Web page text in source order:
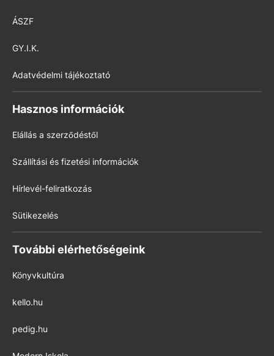
ÁSZF
GY.I.K.
Adatvédelmi tájékoztató
Hasznos információk
Elállás a szerződéstől
Szállítási és fizetési információk
Hírlevél-feliratkozás
Sütikezelés
További elérhetőségeink
Könyvkultúra
kello.hu
pedig.hu